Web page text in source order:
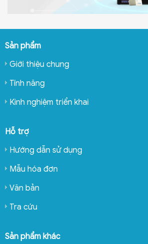
Sản phẩm
Giới thiệu chung
Tính năng
Kinh nghiệm triển khai
Hỗ trợ
Hướng dẫn sử dụng
Mẫu hóa đơn
Văn bản
Tra cứu
Sản phẩm khác